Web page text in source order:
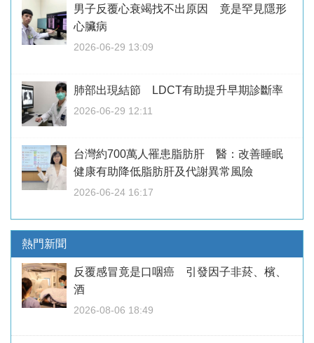
男子反覆心衰竭找不出原因 竟是罕見隱形
心臟病
2026-06-29 13:09
肺部出現結節 LDCT有助提升早期診斷率
2026-06-29 12:11
台灣約700萬人罹患脂肪肝 醫：改善睡眠
健康有助降低脂肪肝及代謝異常風險
2026-06-24 16:17
熱門新聞
反覆感冒竟是口咽癌 引發因子非菸、檳、
酒
2026-08-06 18:49